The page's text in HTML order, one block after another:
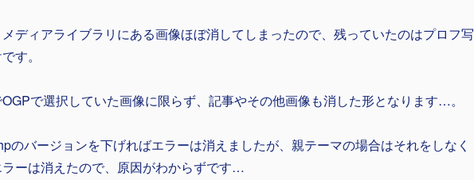
ディアライブラリにある画像ほぼ消してしまったので、残っていたのはプロフ写
す。
で選択していた画像に限らず、記事やその他画像も消した形となります…。
のバージョンを下げればエラーは消えましたが、親テーマの場合はそれをしなく
ーは消えたので、原因がわからずです…